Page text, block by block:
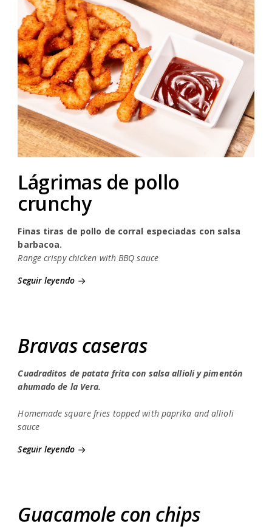
Lágrimas de pollo
crunchy
Finas tiras de pollo de corral especiadas con salsa
barbacoa.
Range crispy chicken with BBQ sauce
Seguir leyendo
Bravas caseras
Cuadraditos de patata frita con salsa allioli y pimentón
ahumado de la Vera.
Homemade square fries topped with paprika and allioli
sauce
Seguir leyendo
Guacamole con chips